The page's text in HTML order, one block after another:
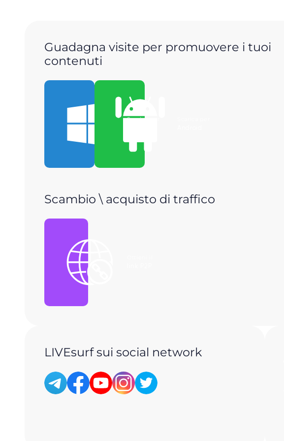
Guadagna visite per promuovere i tuoi
contenuti
Scarica per
Scambio \ acquisto di traffico
LIVEsurf sui social network